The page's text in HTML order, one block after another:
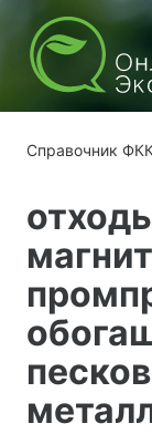
Справочник